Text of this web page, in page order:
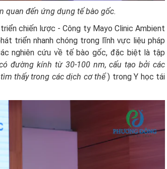
quan đến ứng dụng tế bào gốc.
chiến lược - Công ty Mayo Clinic Ambient
triển nhanh chóng trong lĩnh vực liệu pháp
nghiên cứu về tế bào gốc, đặc biệt là tập
đường kính từ 30-100 nm, cấu tạo bởi các
thấy trong các dịch cơ thể) trong Y học tái